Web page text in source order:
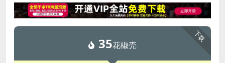
下载
35花椒壳